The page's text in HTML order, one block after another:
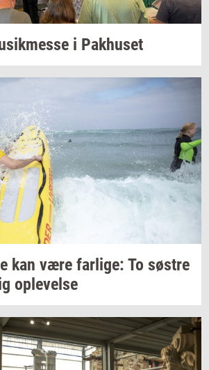
i Pak­hu­set
kan være far­li­ge: To sø­stre
op­le­vel­se